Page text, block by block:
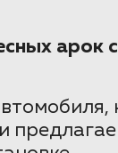
арок